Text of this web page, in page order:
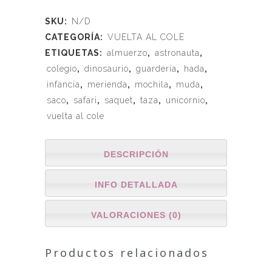
SKU:
N/D
CATEGORÍA: VUELTA AL COLE
ETIQUETAS: almuerzo, astronauta,
colegio, dinosaurio, guardería, hada,
infancia, merienda, mochila, muda,
saco, safari, saquet, taza, unicornio,
vuelta al cole
DESCRIPCIÓN
INFO DETALLADA
VALORACIONES (0)
Productos relacionados